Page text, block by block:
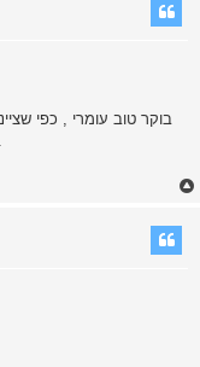
בוקר טוב עומרי , כפי
דרכים יותר זולות לחסם , אין לי בעיה לעבוד פיזית .